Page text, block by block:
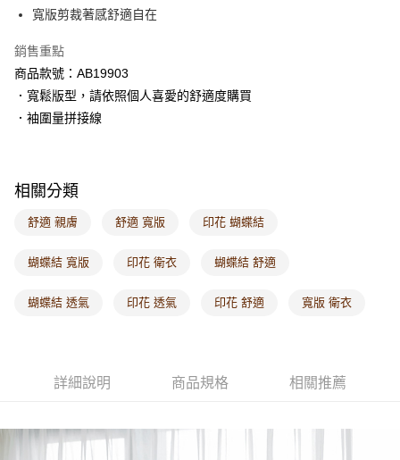
7-11取貨付款
每筆NT$60，滿NT$1,000(含以上)免運費
付款後7-11取貨
每筆NT$60，滿NT$1,000(含以上)免運費
付款後門市自取
每筆NT$60，滿NT$1,000(含以上)免運費
寬版剪裁著感舒適自在
銷售重點
商品款號：AB19903
．寬鬆版型，請依照個人喜愛的舒適度購買
．袖圍量拼接線
相關分類
舒適 親膚 舒適 寬版 印花 蝴蝶結
蝴蝶結 寬版 印花 衛衣 蝴蝶結 舒適
蝴蝶結 透氣 印花 透氣 印花 舒適 寬版 衛衣
詳細說明 商品規格 相關推薦